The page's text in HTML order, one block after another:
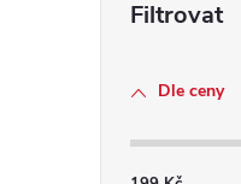
Dle ceny